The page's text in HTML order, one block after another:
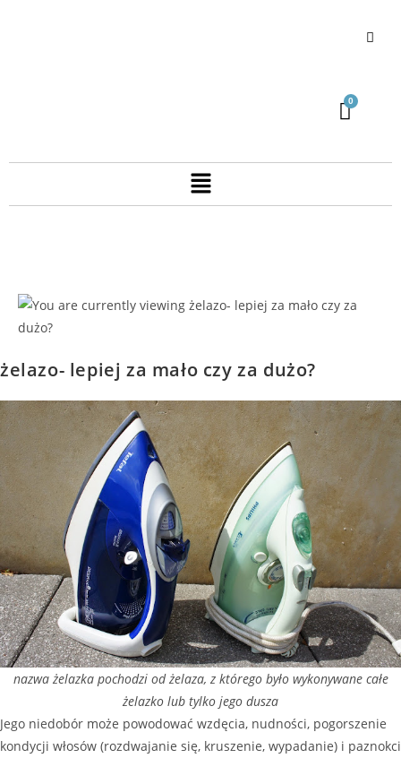
żelazo- lepiej za mało czy za dużo?
nazwa żelazka pochodzi od żelaza, z którego było wykonywane całe
żelazko lub tylko jego dusza
Jego niedobór może powodować wzdęcia, nudności, pogorszenie
kondycji włosów (rozdwajanie się, kruszenie, wypadanie) i paznokci